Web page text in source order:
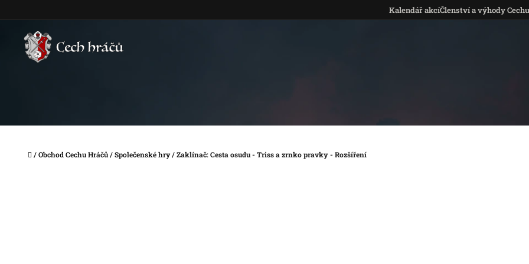
Kalendář akcíČlenství a výhody Cechu
Domů
/Obchod Cechu Hráčů/Společenské hry/Zaklínač: Cesta osudu - Triss a zrnko pravky - Rozšíření